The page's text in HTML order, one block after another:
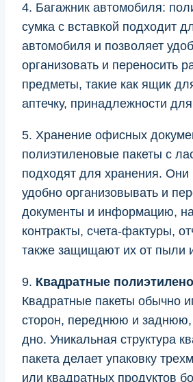
4. Багажник автомобиля:
сумка с вставкой подходит
автомобиля и позволяет
организовать и переносить
предметы, такие как ящик
аптечку, принадлежности
5. Хранение офисных
полиэтиленовые пакеты с
подходят для хранения. Они
удобно организовывать и
документы и информацию,
контракты, счета-фактуры,
также защищают их от пыли
9. Квадратные
Квадратные пакеты обычно
сторон, переднюю и заднюю,
дно. Уникальная структура
пакета делает упаковку
или квадратных продуктов